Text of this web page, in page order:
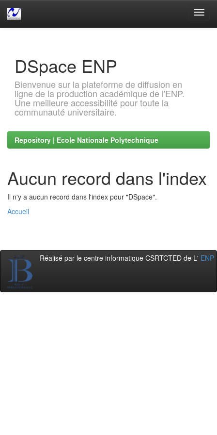
DSpace ENP
Bienvenue sur la plateforme de diffusion en
ligne de la production académique de l'ENP.
Une meilleure accessibilité pour toute la
communauté universitaire.
Repository | Ecole Nationale Polytechnique
Aucun record dans l'index
Il n'y a aucun record dans l'index pour "DSpace".
Accueil
Réalisé par le centre informatique CSRTCTED de L' ENP